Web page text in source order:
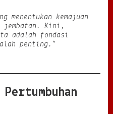
kemajuan
jembatan. Kini,
adalah fondasi
penting.”